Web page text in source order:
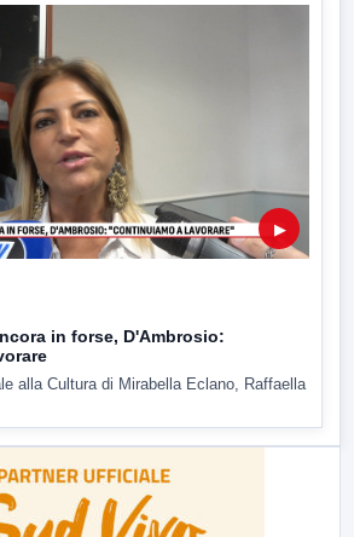
▶
in forse, D'Ambrosio:
alla Cultura di Mirabella Eclano, Raffaella